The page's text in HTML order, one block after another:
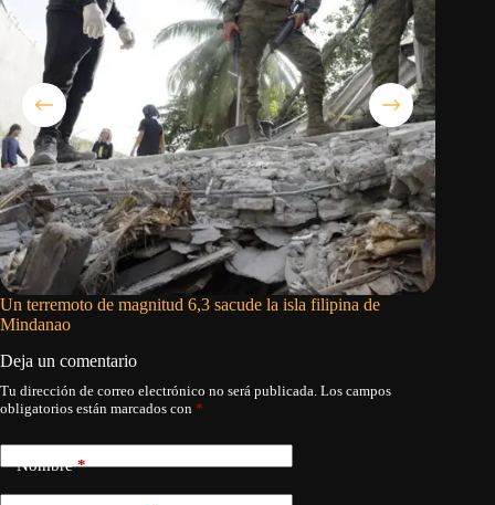
Un terremoto de magnitud 6,3 sacude la isla filipina de
Mindanao
Deja un comentario
Tu dirección de correo electrónico no será publicada. Los campos
obligatorios están marcados con *
Nombre*